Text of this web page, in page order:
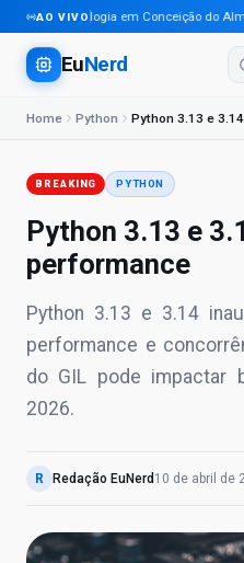
AO VIVO
Tecnologia em Conceição do
EuNerd
Home Python Python 3.13 e
BREAKING PYTHON
Python 3.13 e
performance
Python 3.13 e 3.14
performance e
do GIL pode impactar
2026.
R Redação EuNerd 10 de abril de